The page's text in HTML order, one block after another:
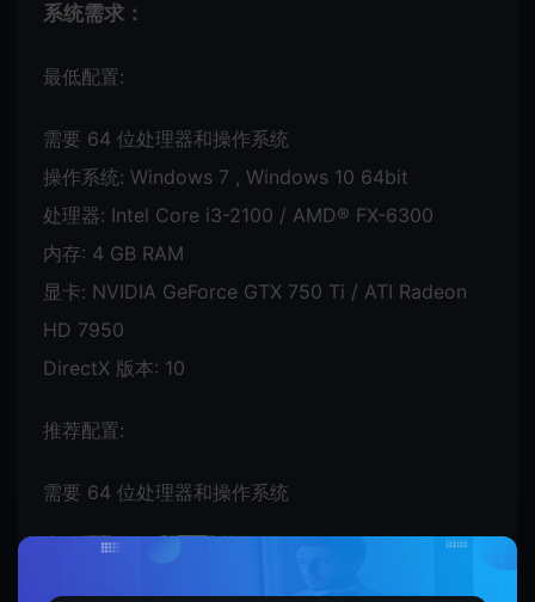
系统需求：
最低配置:
需要 64 位处理器和操作系统
操作系统: Windows 7 , Windows 10 64bit
处理器: Intel Core i3-2100 / AMD® FX-6300
内存: 4 GB RAM
显卡: NVIDIA GeForce GTX 750 Ti / ATI Radeon
HD 7950
DirectX 版本: 10
推荐配置:
需要 64 位处理器和操作系统